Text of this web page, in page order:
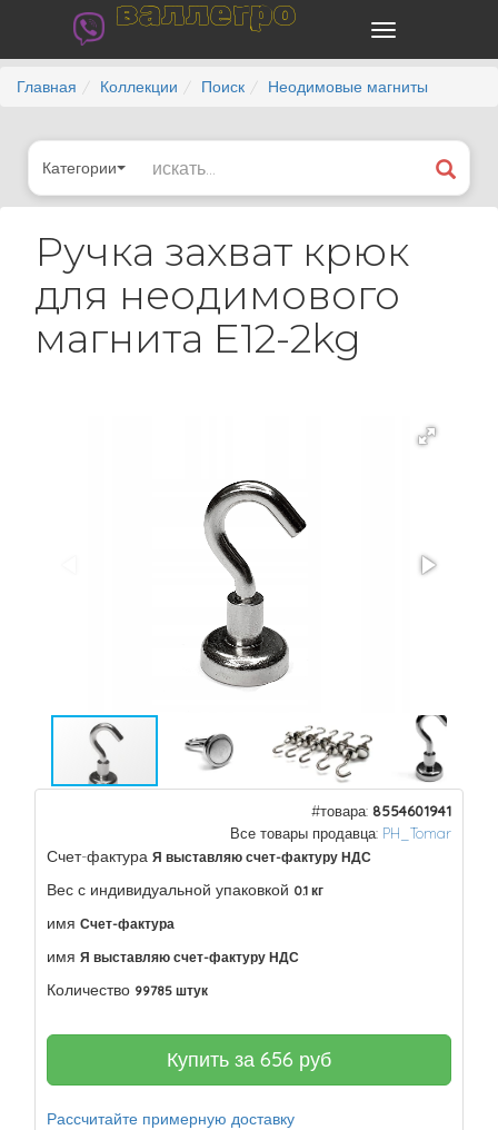
валлегро
Главная Коллекции Поиск Неодимовые магниты
Категории
Ручка захват крюк
для неодимового
магнита E12-2kg
#товара: 8554601941
Все товары продавца: PH_Tomar
Счет-фактура Я выставляю счет-фактуру НДС
Вес с индивидуальной упаковкой 0.1 кг
имя Счет-фактура
имя Я выставляю счет-фактуру НДС
Количество 99785 штук
Купить за 656 руб
Рассчитайте примерную доставку